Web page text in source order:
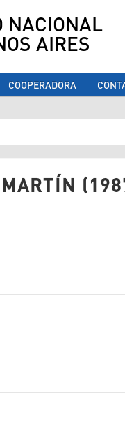
NACIONAL
AIRES
COOPERADORA
aquí